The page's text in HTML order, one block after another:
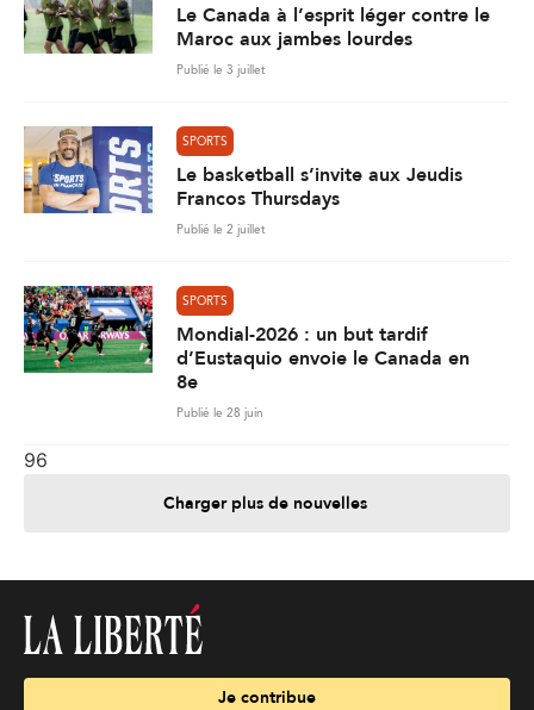
Le Canada à l’esprit léger contre le
Maroc aux jambes lourdes
Publié le 3 juillet
SPORTS
Le basketball s’invite aux Jeudis
Francos Thursdays
Publié le 2 juillet
SPORTS
Mondial-2026 : un but tardif
d’Eustaquio envoie le Canada en
8e
Publié le 28 juin
96
Charger plus de nouvelles
Je contribue